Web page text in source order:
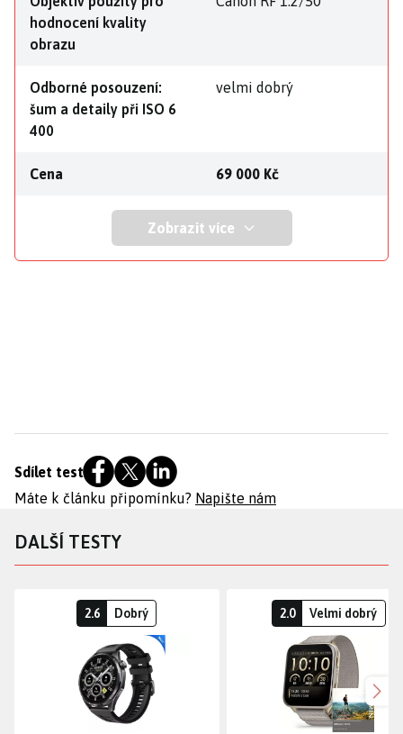
hodnocení kvality
obrazu
Odborné posouzení:
šum a detaily při ISO 6
400
velmi dobrý
Cena 69 000 Kč
Zobrazit více
Sdílet test
Máte k článku připomínku? Napište nám
DALŠÍ TESTY
2.6 Dobrý 2.0 Velmi dobrý